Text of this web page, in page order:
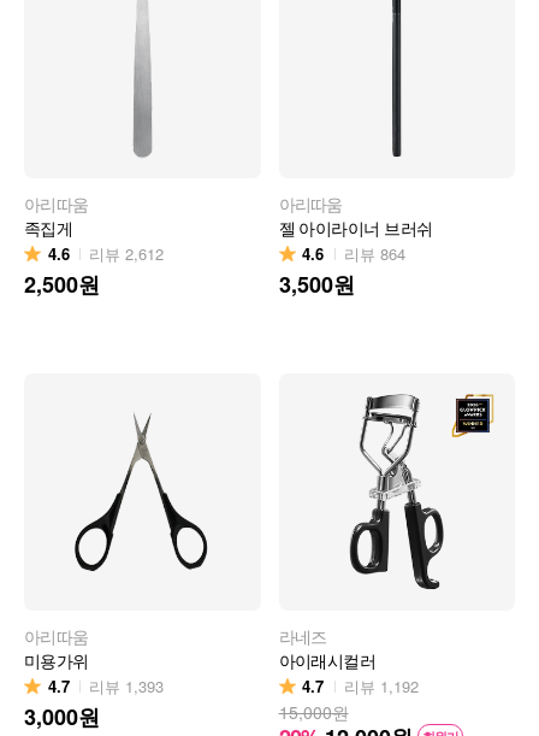
아리따움
족집게
4.6 리뷰 2,612
2,500원
아리따움
젤 아이라이너 브러쉬
4.6 리뷰 864
3,500원
아리따움
미용가위
4.7 리뷰 1,393
3,000원
라네즈
아이래시컬러
4.7 리뷰 1,192
15,000원